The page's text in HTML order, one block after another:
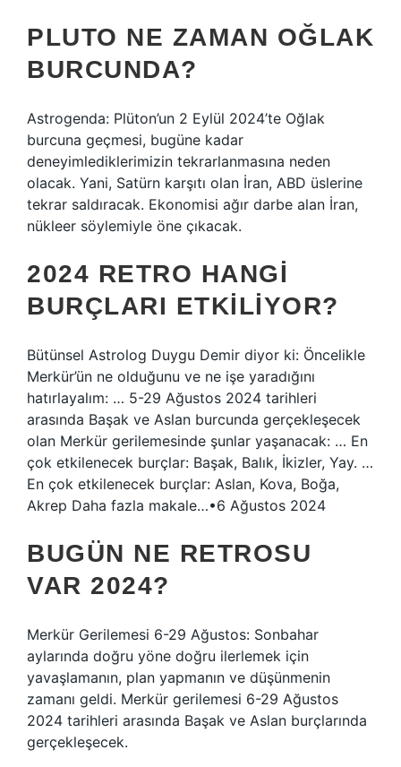
PLUTO NE ZAMAN OĞLAK
BURCUNDA?
Astrogenda: Plüton’un 2 Eylül 2024’te Oğlak
burcuna geçmesi, bugüne kadar
deneyimlediklerimizin tekrarlanmasına neden
olacak. Yani, Satürn karşıtı olan İran, ABD üslerine
tekrar saldıracak. Ekonomisi ağır darbe alan İran,
nükleer söylemiyle öne çıkacak.
2024 RETRO HANGI
BURÇLARI ETKILIYOR?
Bütünsel Astrolog Duygu Demir diyor ki: Öncelikle
Merkür’ün ne olduğunu ve ne işe yaradığını
hatırlayalım: … 5-29 Ağustos 2024 tarihleri ​​
arasında Başak ve Aslan burcunda gerçekleşecek
olan Merkür gerilemesinde şunlar yaşanacak: … En
çok etkilenecek burçlar: Başak, Balık, İkizler, Yay. …
En çok etkilenecek burçlar: Aslan, Kova, Boğa,
Akrep Daha fazla makale…•6 Ağustos 2024
BUGÜN NE RETROSU
VAR 2024?
Merkür Gerilemesi 6-29 Ağustos: Sonbahar
aylarında doğru yöne doğru ilerlemek için
yavaşlamanın, plan yapmanın ve düşünmenin
zamanı geldi. Merkür gerilemesi 6-29 Ağustos
2024 tarihleri ​​arasında Başak ve Aslan burçlarında
gerçekleşecek.